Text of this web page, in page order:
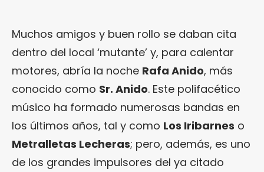
Muchos amigos y buen rollo se daban cita
dentro del local ‘mutante’ y, para calentar
motores, abría la noche Rafa Anido, más
conocido como Sr. Anido. Este polifacético
músico ha formado numerosas bandas en
los últimos años, tal y como Los Iribarnes o
Metralletas Lecheras; pero, además, es uno
de los grandes impulsores del ya citado